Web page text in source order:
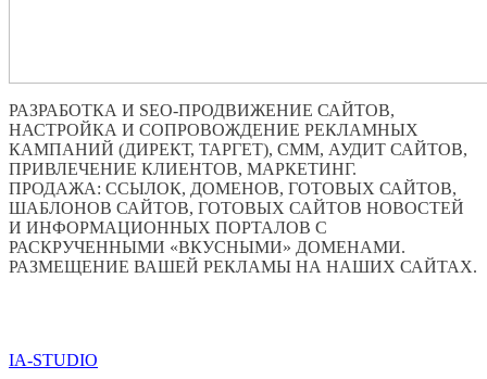
РАЗРАБОТКА И SEO-ПРОДВИЖЕНИЕ САЙТОВ,
НАСТРОЙКА И СОПРОВОЖДЕНИЕ РЕКЛАМНЫХ
КАМПАНИЙ (ДИРЕКТ, ТАРГЕТ), СММ, АУДИТ САЙТОВ,
ПРИВЛЕЧЕНИЕ КЛИЕНТОВ, МАРКЕТИНГ.
ПРОДАЖА: ССЫЛОК, ДОМЕНОВ, ГОТОВЫХ САЙТОВ,
ШАБЛОНОВ САЙТОВ, ГОТОВЫХ САЙТОВ НОВОСТЕЙ
И ИНФОРМАЦИОННЫХ ПОРТАЛОВ С
РАСКРУЧЕННЫМИ «ВКУСНЫМИ» ДОМЕНАМИ.
РАЗМЕЩЕНИЕ ВАШЕЙ РЕКЛАМЫ НА НАШИХ САЙТАХ.
IA-STUDIO